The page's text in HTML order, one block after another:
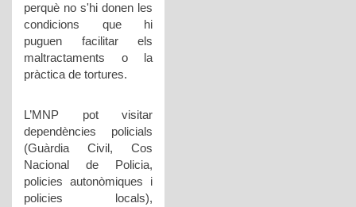
perquè no s'hi donen les
condicions que hi
puguen facilitar els
maltractaments o la
pràctica de tortures.
L’MNP pot visitar
dependències policials
(Guàrdia Civil, Cos
Nacional de Policia,
policies autonòmiques i
policies locals),